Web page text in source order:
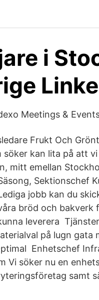
i
Meetings &
Frukt Och
söker kan lita på att
mitt emellan
Sektionschef
jobb kan du
bröd och bakverk
leverera
på lugn gata
Enhetschef
Vi söker nu en
samt